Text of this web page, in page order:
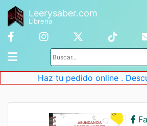
Leerysaber.com
Librería
Haz tu pedido online .